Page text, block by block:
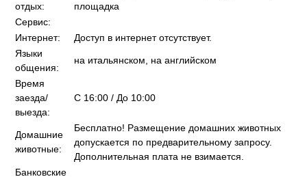
отдых:
площадка
Сервис:
Интернет:
Доступ в интернет отсутствует.
Языки
общения:
на итальянском, на английском
Время
заезда/
выезда:
C 16:00 / До 10:00
Домашние
животные:
Бесплатно! Размещение домашних животных
допускается по предварительному запросу.
Дополнительная плата не взимается.
Банковские